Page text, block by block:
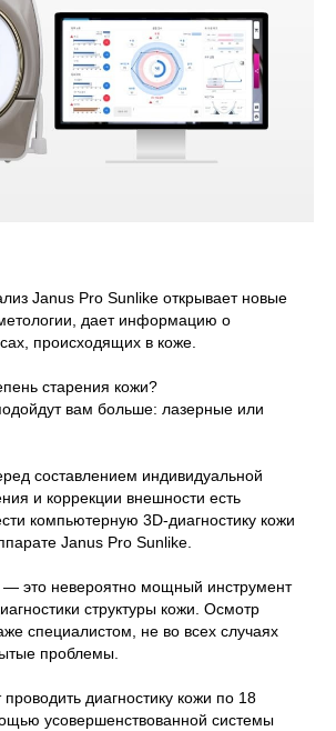
Janus Pro Sunlike открывает новые
дает информацию о
происходящих в коже.
старения кожи?
вам больше: лазерные или
составлением индивидуальной
и коррекции внешности есть
компьютерную 3D-диагностику кожи
Janus Pro Sunlike.
— это невероятно мощный инструмент
структуры кожи. Осмотр
специалистом, не во всех случаях
проблемы.
диагностику кожи по 18
усовершенствованной системы